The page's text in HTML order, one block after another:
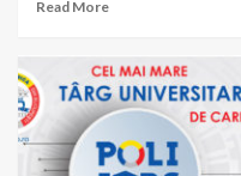
Read More